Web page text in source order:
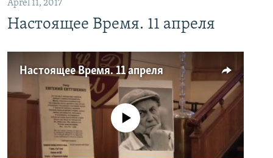
Aprel 11, 2017
Настоящее Время. 11 апреля
Настоящее Время. 11 апреля
No media source currently available